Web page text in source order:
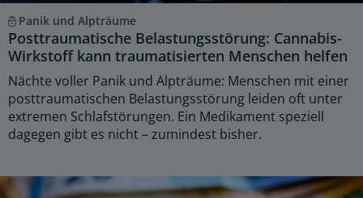
Panik und Alpträume
Posttraumatische Belastungsstörung: Cannabis-
Wirkstoff kann traumatisierten Menschen helfen
Nächte voller Panik und Alpträume: Menschen mit einer
posttraumatischen Belastungsstörung leiden oft unter
extremen Schlafstörungen. Ein Medikament speziell
dagegen gibt es nicht – zumindest bisher.